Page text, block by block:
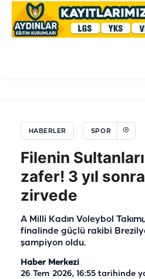
HABERLER SPOR
Filenin
zafer! 3 yıl
zirvede
A Milli Kadın Voleybol
finalinde güçlü rakibi
şampiyon oldu.
Haber Merkezi
26 Tem 2026, 16:55 tarihinde